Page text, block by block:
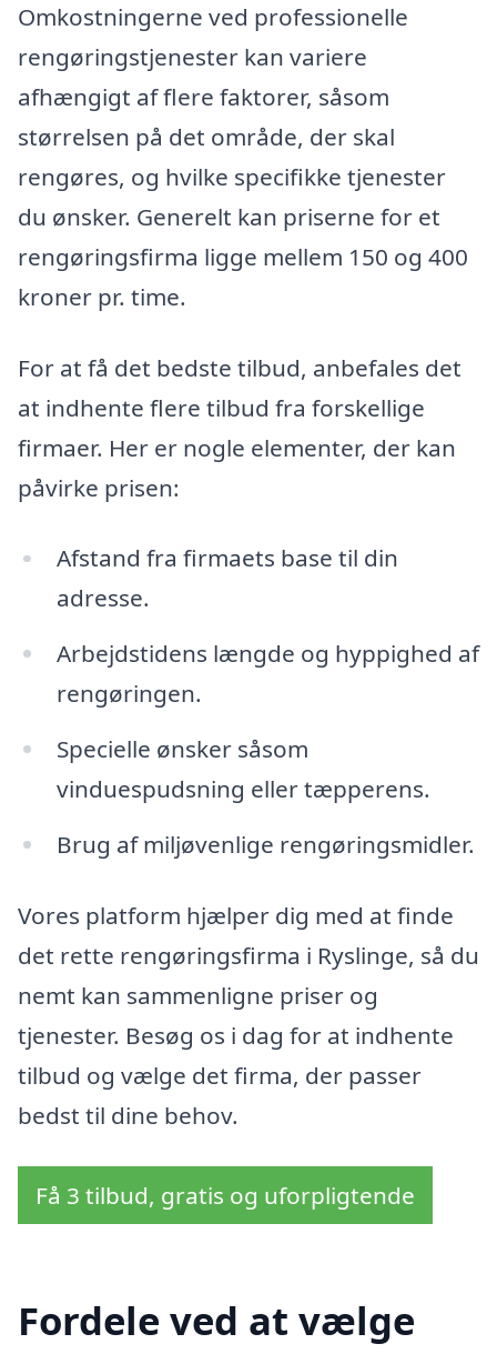
Omkostningerne ved professionelle
rengøringstjenester kan variere
afhængigt af flere faktorer, såsom
størrelsen på det område, der skal
rengøres, og hvilke specifikke tjenester
du ønsker. Generelt kan priserne for et
rengøringsfirma ligge mellem 150 og 400
kroner pr. time.
For at få det bedste tilbud, anbefales det
at indhente flere tilbud fra forskellige
firmaer. Her er nogle elementer, der kan
påvirke prisen:
Afstand fra firmaets base til din
adresse.
Arbejdstidens længde og hyppighed af
rengøringen.
Specielle ønsker såsom
vinduespudsning eller tæpperens.
Brug af miljøvenlige rengøringsmidler.
Vores platform hjælper dig med at finde
det rette rengøringsfirma i Ryslinge, så du
nemt kan sammenligne priser og
tjenester. Besøg os i dag for at indhente
tilbud og vælge det firma, der passer
bedst til dine behov.
Få 3 tilbud, gratis og uforpligtende
Fordele ved at vælge